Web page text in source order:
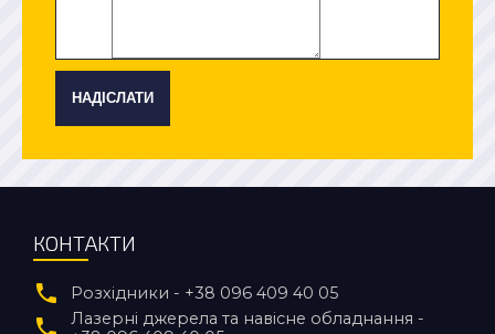
НАДІСЛАТИ
КОНТАКТИ
Розхідники - +38 096 409 40 05
Лазерні джерела та навісне обладнання -